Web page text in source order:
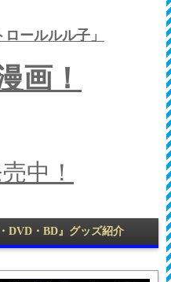
ロールルル子」
画！
中！
DVD・BD』グッズ紹介